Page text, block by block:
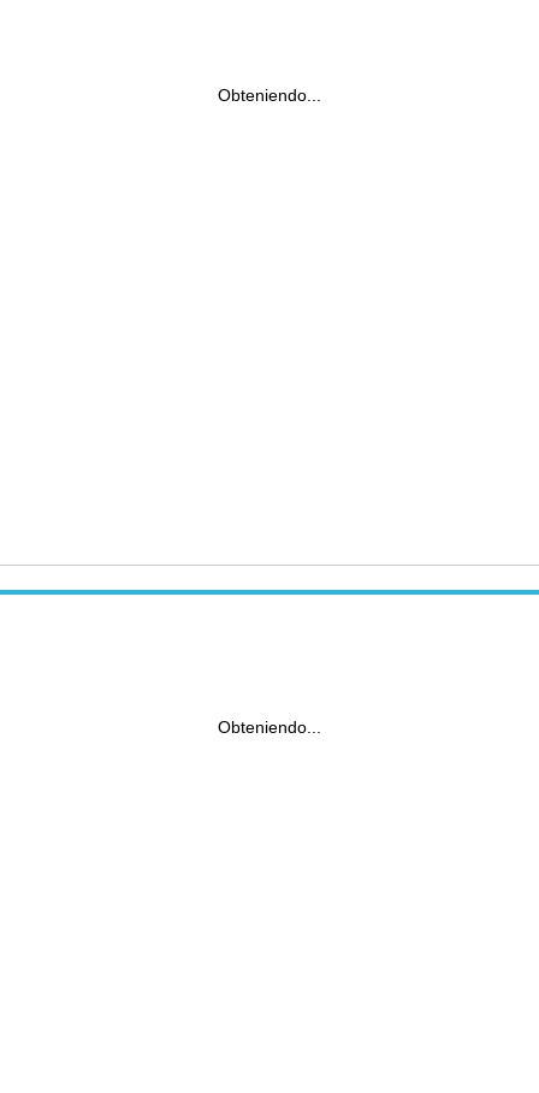
Obteniendo...
Obteniendo...